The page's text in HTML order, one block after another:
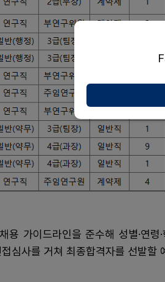
용 가이드라인을 준수해 성별·연령
심사를 거쳐 최종합격자를 선발할